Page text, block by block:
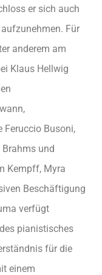
er sich auch
Für
anderem am
Klaus Hellwig
Feruccio Busoni,
und
Kempff, Myra
Beschäftigung
verfügt
pianistisches
für die
einem